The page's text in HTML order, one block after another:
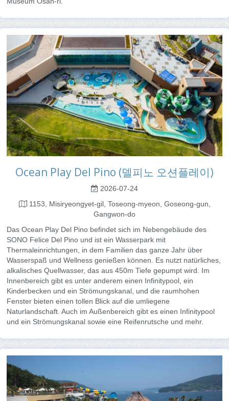
Ocean Play Del Pino (델피노 오션플레이)
2026-07-24
1153, Misiryeongyet-gil, Toseong-myeon, Goseong-gun,
Gangwon-do
Das Ocean Play Del Pino befindet sich im Nebengebäude des
SONO Felice Del Pino und ist ein Wasserpark mit
Thermaleinrichtungen, in dem Familien das ganze Jahr über
Wasserspaß und Wellness genießen können. Es nutzt natürliches,
alkalisches Quellwasser, das aus 450m Tiefe gepumpt wird. Im
Innenbereich gibt es unter anderem einen Infinitypool, ein
Kinderbecken und ein Strömungskanal, und die raumhohen
Fenster bieten einen tollen Blick auf die umliegene
Naturlandschaft. Auch im Außenbereich gibt es einen Infinitypool
und ein Strömungskanal sowie eine Reifenrutsche und mehr.